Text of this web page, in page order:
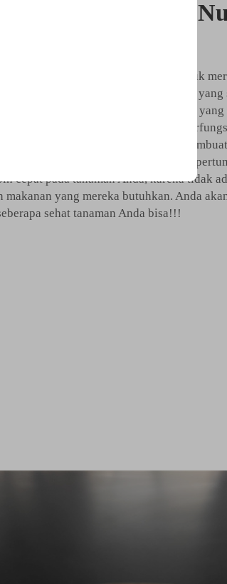
Penyerapan
perlu makan makanan yang baik untuk
nutrisi untuk pertumbuhan yang
tidak menyediakan semua suplemen
saatnya peran pupuk EDTA. Ini
Pupuk dengan EDTA tinggi akan
dari tanah. Hal ini menghasilkan
cepat pada tanaman Anda, karena tidak
makanan yang mereka butuhkan. Anda
sehat tanaman Anda bisa!!!